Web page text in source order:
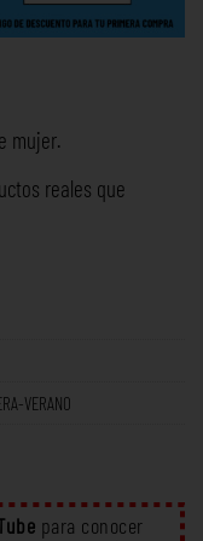
mujer.
reales que
VERANO
para conocer